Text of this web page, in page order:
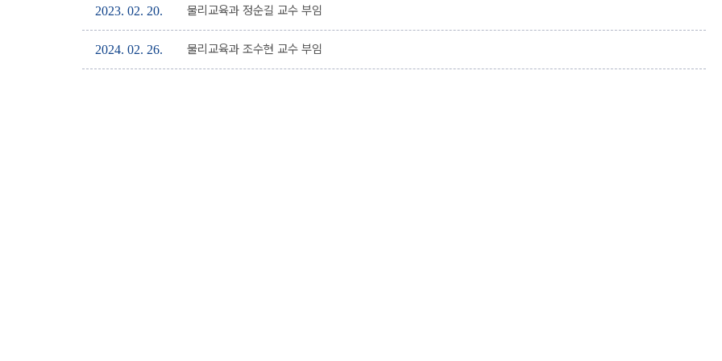
2023. 02. 20. 물리교육과 정순길 교수 부임
2024. 02. 26. 물리교육과 조수현 교수 부임